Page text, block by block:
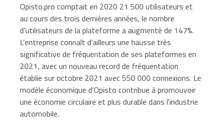
Opisto.pro comptait en 2020 21 500 utilisateurs et
au cours des trois dernières années, le nombre
d'utilisateurs de la plateforme a augmenté de 147%.
L'entreprise connaît d’ailleurs une hausse très
significative de fréquentation de ses plateformes en
2021, avec un nouveau record de fréquentation
établie sur octobre 2021 avec 550 000 connexions. Le
modèle économique d'Opisto contribue à promouvoir
une économie circulaire et plus durable dans l'industrie
automobile.